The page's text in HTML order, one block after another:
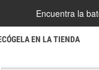
Encuentra la
EN LA TIENDA